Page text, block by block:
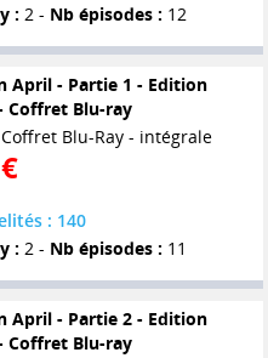
: 2 - Nb épisodes : 12
April - Partie 1 - Edition
Coffret Blu-ray
Blu-Ray - intégrale
: 140
: 2 - Nb épisodes : 11
April - Partie 2 - Edition
Coffret Blu-ray